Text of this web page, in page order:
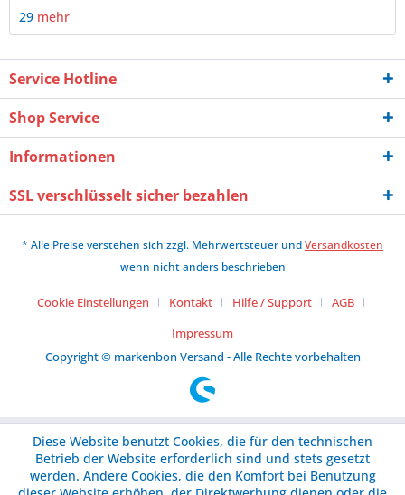
29 mehr
Service Hotline
Shop Service
Informationen
SSL verschlüsselt sicher bezahlen
* Alle Preise verstehen sich zzgl. Mehrwertsteuer undVersandkosten
wenn nicht anders beschrieben
Cookie Einstellungen Kontakt Hilfe / Support
AGB
Impressum
Copyright © markenbon Versand - Alle Rechte vorbehalten
Diese Website benutzt Cookies, die für den technischen
Betrieb der Website erforderlich sind und stets gesetzt
werden. Andere Cookies, die den Komfort bei Benutzung